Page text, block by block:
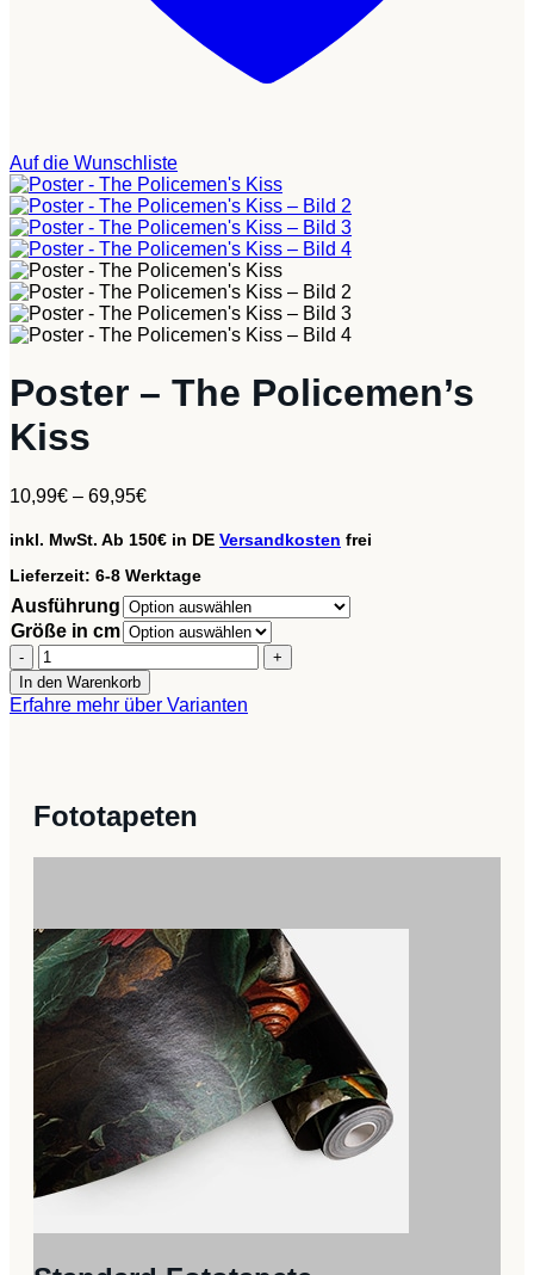
Auf die Wunschliste
Poster – The Policemen’s
Kiss
10,99€ – 69,95€
inkl. MwSt. Ab 150€ in DE Versandkosten frei
Lieferzeit: 6-8 Werktage
Ausführung
Größe in cm
Poster
-
The
Policemen's
In den Warenkorb
Erfahre mehr über Varianten
Fototapeten